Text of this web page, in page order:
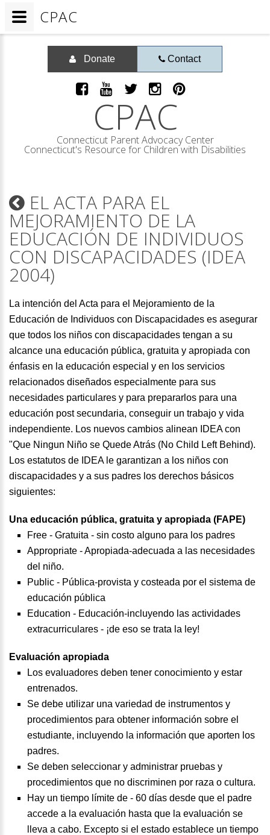
Donate Contact
CPAC
Connecticut Parent Advocacy Center
Connecticut's Resource for Children with Disabilities
EL ACTA PARA EL
MEJORAMIENTO DE LA
EDUCACIÓN DE INDIVIDUOS
CON DISCAPACIDADES (IDEA
2004)
La intención del Acta para el Mejoramiento de la
Educación de Individuos con Discapacidades es asegurar
que todos los niños con discapacidades tengan a su
alcance una educación pública, gratuita y apropiada con
énfasis en la educación especial y en los servicios
relacionados diseñados especialmente para sus
necesidades particulares y para prepararlos para una
educación post secundaria, conseguir un trabajo y vida
independiente. Los nuevos cambios alinean IDEA con
"Que Ningun Niño se Quede Atrás (No Child Left Behind).
Los estatutos de IDEA le garantizan a los niños con
discapacidades y a sus padres los derechos básicos
siguientes:
Una educación pública, gratuita y apropiada (FAPE)
Free - Gratuita - sin costo alguno para los padres
Appropriate - Apropiada-adecuada a las necesidades
del niño.
Public - Pública-provista y costeada por el sistema de
educación pública
Education - Educación-incluyendo las actividades
extracurriculares - ¡de eso se trata la ley!
Evaluación apropiada
Los evaluadores deben tener conocimiento y estar
entrenados.
Se debe utilizar una variedad de instrumentos y
procedimientos para obtener información sobre el
estudiante, incluyendo la información que aporten los
padres.
Se deben seleccionar y administrar pruebas y
procedimientos que no discriminen por raza o cultura.
Hay un tiempo límite de - 60 días desde que el padre
accede a la evaluación hasta que la evaluación se
lleva a cabo. Excepto si el estado establece un tiempo
CPAC